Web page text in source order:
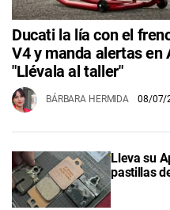
Ducati la lía con el
V4 y manda alertas en
"Llévala al taller"
BÁRBARA HERMIDA 08/07/
Lleva su
pastillas